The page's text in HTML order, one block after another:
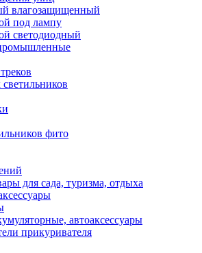
влагозащищенный
под лампу
светодиодный
фито
для сада, туризма, отдыха
автоаксессуары
прикуривателя